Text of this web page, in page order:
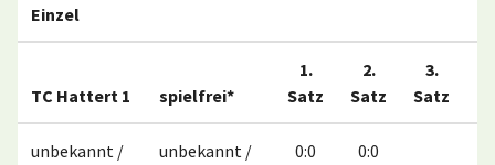
Einzel
TC Hattert 1 spielfrei*
1.
Satz
2.
Satz
3.
Satz
unbekannt /
unbekannt /
0:0 0:0